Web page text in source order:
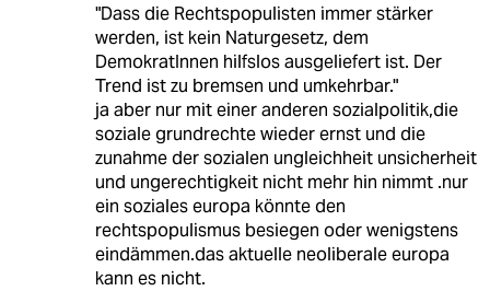
"Dass die Rechtspopulisten immer stärker
werden, ist kein Naturgesetz, dem
DemokratInnen hilfslos ausgeliefert ist. Der
Trend ist zu bremsen und umkehrbar."
ja aber nur mit einer anderen sozialpolitik,die
soziale grundrechte wieder ernst und die
zunahme der sozialen ungleichheit unsicherheit
und ungerechtigkeit nicht mehr hin nimmt .nur
ein soziales europa könnte den
rechtspopulismus besiegen oder wenigstens
eindämmen.das aktuelle neoliberale europa
kann es nicht.